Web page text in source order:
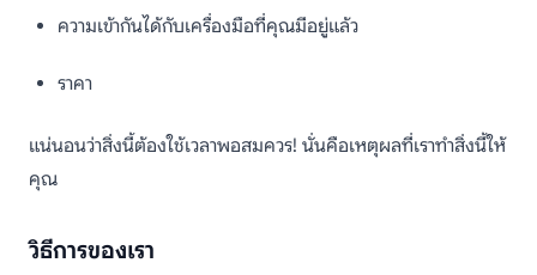
ความเข้ากันได้กับเครื่องมือที่คุณมีอยู่แล้ว
ราคา
แน่นอนว่าสิ่งนี้ต้องใช้เวลาพอสมควร! นั่นคือเหตุผลที่เราทำสิ่งนี้ให้
คุณ
วิธีการของเรา